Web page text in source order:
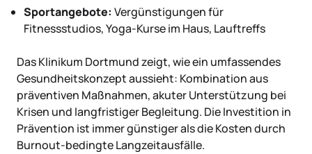
Sportangebote: Vergünstigungen für
Fitnessstudios, Yoga-Kurse im Haus, Lauftreffs
Das Klinikum Dortmund zeigt, wie ein umfassendes
Gesundheitskonzept aussieht: Kombination aus
präventiven Maßnahmen, akuter Unterstützung bei
Krisen und langfristiger Begleitung. Die Investition in
Prävention ist immer günstiger als die Kosten durch
Burnout-bedingte Langzeitausfälle.